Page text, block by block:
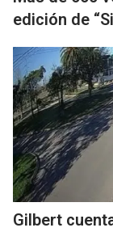
edición de
Gilbert